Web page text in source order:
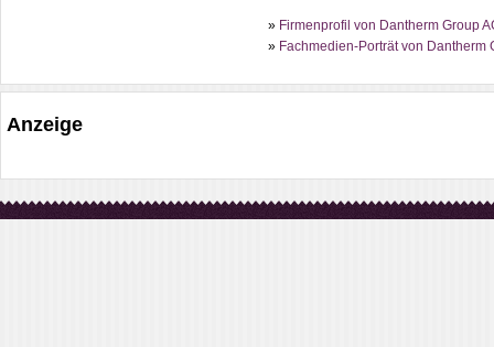
» Firmenprofil von Dantherm Group
» Fachmedien-Porträt von Dantherm
Anzeige